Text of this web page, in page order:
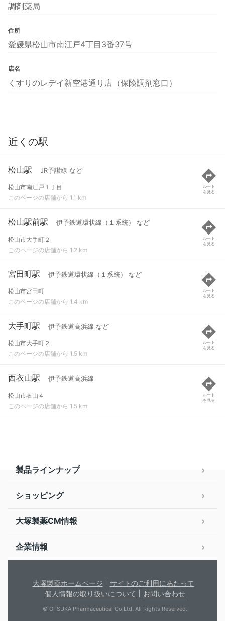
調剤薬局
住所
愛媛県松山市南江戸4丁目3番37号
店名
くすりのレデイ新空港通り店（保険調剤窓口）
近くの駅
松山駅 JR予讃線 など
松山市南江戸１丁目
このページの店舗から 1.1 km
ルート
を見る
松山駅前駅 伊予鉄道環状線（１系統） など
松山市大手町２
このページの店舗から 1.2 km
ルート
を見る
宮田町駅 伊予鉄道環状線（１系統） など
松山市宮田町
このページの店舗から 1.4 km
ルート
を見る
大手町駅 伊予鉄道高浜線 など
松山市大手町２
このページの店舗から 1.5 km
ルート
を見る
西衣山駅 伊予鉄道高浜線
松山市衣山４
このページの店舗から 1.5 km
ルート
を見る
製品ラインナップ
ショッピング
大塚製薬CM情報
企業情報
大塚製薬ホームページ
サイトのご利用にあたって
個人情報の取り扱いについて
お問い合わせ
© OTSUKA Pharmaceutical Co.Ltd. All Rights Reserved.